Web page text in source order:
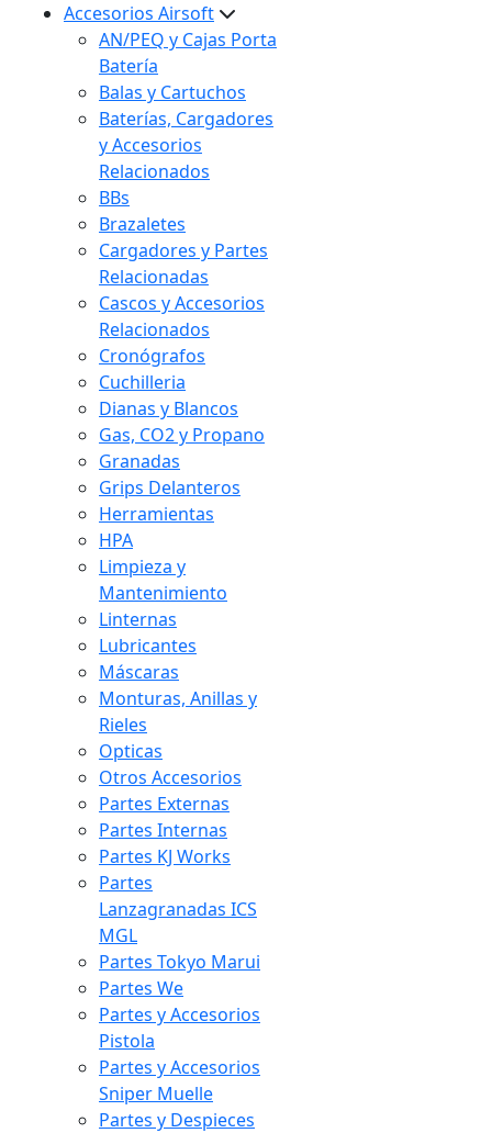
Accesorios Airsoft
AN/PEQ y Cajas Porta
Batería
Balas y Cartuchos
Baterías, Cargadores
y Accesorios
Relacionados
BBs
Brazaletes
Cargadores y Partes
Relacionadas
Cascos y Accesorios
Relacionados
Cronógrafos
Cuchilleria
Dianas y Blancos
Gas, CO2 y Propano
Granadas
Grips Delanteros
Herramientas
HPA
Limpieza y
Mantenimiento
Linternas
Lubricantes
Máscaras
Monturas, Anillas y
Rieles
Opticas
Otros Accesorios
Partes Externas
Partes Internas
Partes KJ Works
Partes
Lanzagranadas ICS
MGL
Partes Tokyo Marui
Partes We
Partes y Accesorios
Pistola
Partes y Accesorios
Sniper Muelle
Partes y Despieces